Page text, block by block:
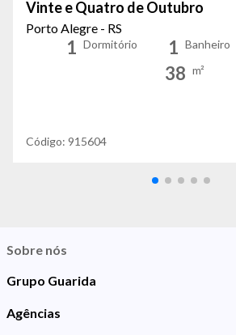
Vinte e Quatro de Outubro
Porto Alegre - RS
1 Dormitório 1 Banheiro
38 m²
Código: 915604
Sobre nós
Grupo Guarida
Agências